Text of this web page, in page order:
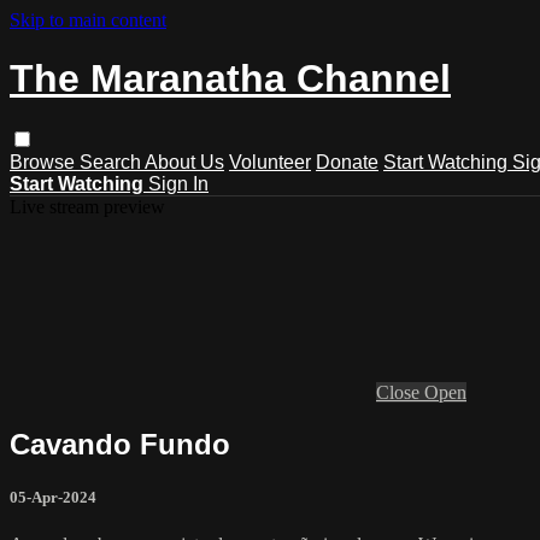
Skip to main content
The Maranatha Channel
Browse Search About Us Volunteer Donate Start Watching
Start Watching Sign In
Close Open
Cavando Fundo
05-Apr-2024